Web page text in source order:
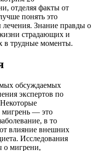
отделяя факты от
понять это
Знание правды о
страдающих и
в трудные моменты.
обсуждаемых
экспертов по
мигрень — это
в то
влияние внешних
Исследования
о мигрени,